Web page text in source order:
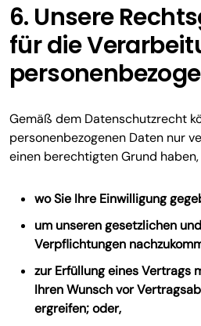
6. Unsere
für die
Gemäß dem Datenschutzrecht
personenbezogenen Daten nur
einen berechtigten Grund haben,
wo Sie Ihre Einwilligung
um unseren gesetzlichen
Verpflichtungen
zur Erfüllung eines Vertrags
Ihren Wunsch vor
ergreifen; oder,